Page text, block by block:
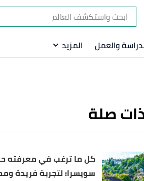
والعمل المزيد
صلة
كل ما ترغب في معرفته
سويسرا: لتجربة فريدة